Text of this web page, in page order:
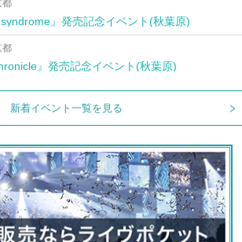
』発売記念イベント(秋葉原)
』発売記念イベント(秋葉原)
新着イベント一覧を見る